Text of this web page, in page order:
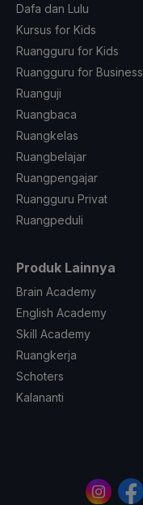
Dafa dan Lulu
Kursus for Kids
Ruangguru for Kids
Ruangguru for Business
Ruanguji
Ruangbaca
Ruangkelas
Ruangbelajar
Ruangpengajar
Ruangguru Privat
Ruangpeduli
Produk Lainnya
Brain Academy
English Academy
Skill Academy
Ruangkerja
Schoters
Kalananti